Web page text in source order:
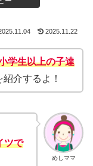
2025.11.22
学生以上の子達
介するよ！
めしママ
ツで